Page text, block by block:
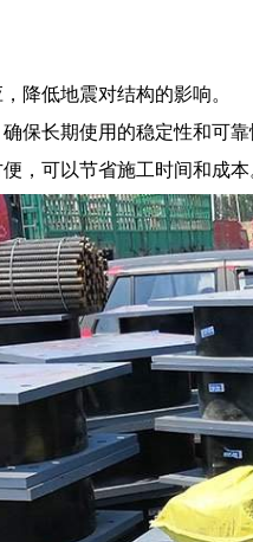
降低地震对结构的影响。
保长期使用的稳定性和可靠
，可以节省施工时间和成本